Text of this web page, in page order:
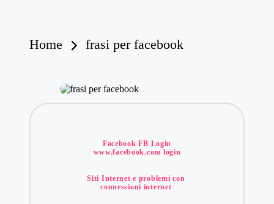
Home frasi per facebook
Facebook FB Login
www.facebook.com login
Siti Internet e problemi con
connessioni internet